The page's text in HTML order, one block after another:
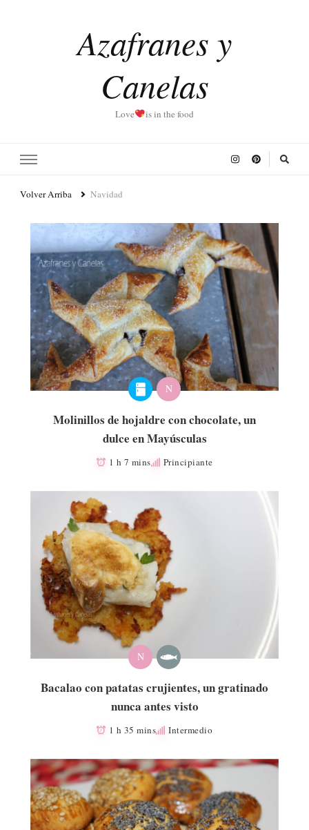
Azafranes y
Canelas
Love is in the food
Volver Arriba Navidad
N
Molinillos de hojaldre con chocolate, un
dulce en Mayúsculas
1 h 7 mins Principiante
N
Bacalao con patatas crujientes, un gratinado
nunca antes visto
1 h 35 mins Intermedio